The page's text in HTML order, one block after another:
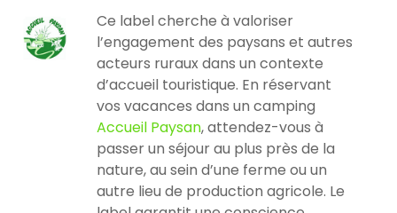
Ce label cherche à valoriser
l’engagement des paysans et autres
acteurs ruraux dans un contexte
d’accueil touristique. En réservant
vos vacances dans un camping
Accueil Paysan, attendez-vous à
passer un séjour au plus près de la
nature, au sein d’une ferme ou un
autre lieu de production agricole. Le